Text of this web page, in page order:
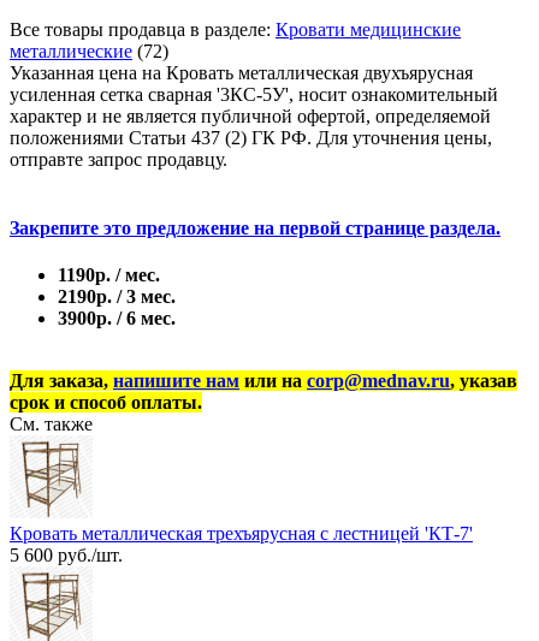
Все товары продавца в разделе: Кровати медицинские
металлические (72)
Указанная цена на Кровать металлическая двухъярусная
усиленная сетка сварная '3КС-5У', носит ознакомительный
характер и не является публичной офертой, определяемой
положениями Статьи 437 (2) ГК РФ. Для уточнения цены,
отправте запрос продавцу.
Закрепите это предложение на первой странице раздела.
1190р. / мес.
2190р. / 3 мес.
3900р. / 6 мес.
Для заказа, напишите нам или на corp@mednav.ru, указав
срок и способ оплаты.
См. также
Кровать металлическая трехъярусная с лестницей 'КТ-7'
5 600 руб./шт.